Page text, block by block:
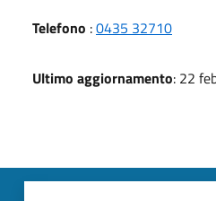
Telefono :0435 32710
Ultimo aggiornamento: 22